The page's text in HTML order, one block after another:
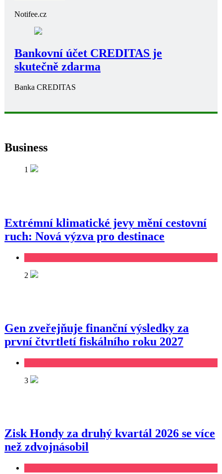
Notifee.cz
Bankovní účet CREDITAS je
skutečně zdarma
Banka CREDITAS
Business
1
Extrémní klimatické jevy mění cestovní
ruch: Nová výzva pro destinace
2
Gen zveřejňuje finanční výsledky za
první čtvrtletí fiskálního roku 2027
3
Zisk Hondy za druhý kvartál 2026 se více
než zdvojnásobil